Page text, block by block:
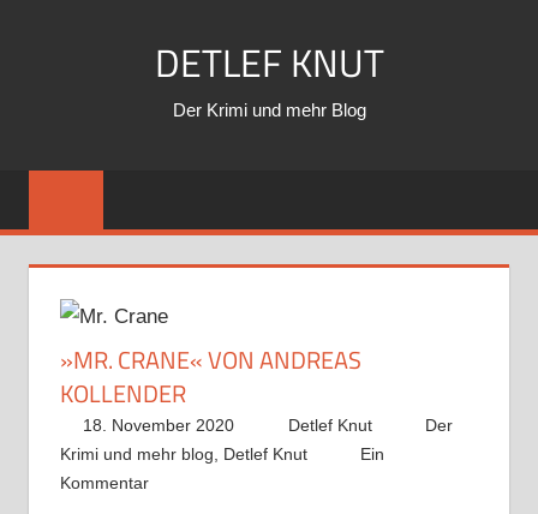
DETLEF KNUT
Der Krimi und mehr Blog
»MR. CRANE« VON ANDREAS
KOLLENDER
18. November 2020 Detlef Knut
Der
Krimi und mehr blog, Detlef Knut
Ein
Kommentar